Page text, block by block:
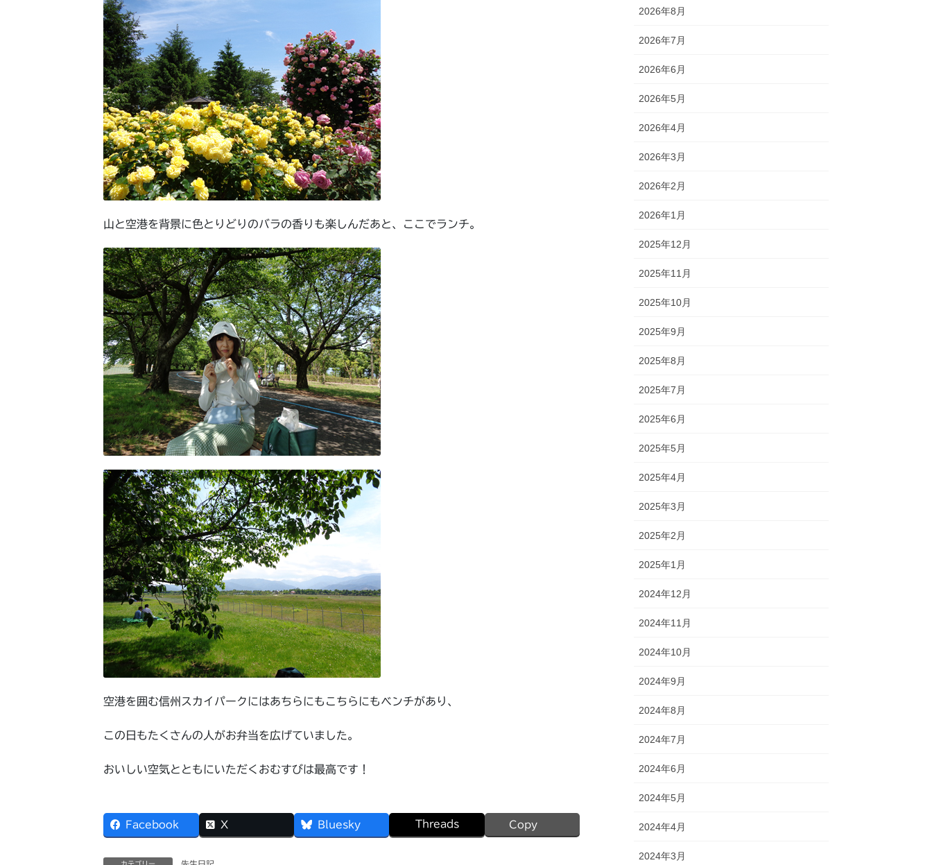
山と空港を背景に色とりどりのバラの香りも楽しんだあと、ここでランチ。
空港を囲む信州スカイパークにはあちらにもこちらにもベンチがあり、
この日もたくさんの人がお弁当を広げていました。
おいしい空気とともにいただくおむすびは最高です！
Facebook X Bluesky Threads Copy
2026年8月
2026年7月
2026年6月
2026年5月
2026年4月
2026年3月
2026年2月
2026年1月
2025年12月
2025年11月
2025年10月
2025年9月
2025年8月
2025年7月
2025年6月
2025年5月
2025年4月
2025年3月
2025年2月
2025年1月
2024年12月
2024年11月
2024年10月
2024年9月
2024年8月
2024年7月
2024年6月
2024年5月
2024年4月
2024年3月